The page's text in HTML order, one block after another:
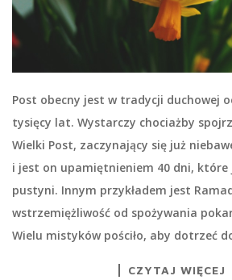
Post obecny jest w tradycji duchowej
tysięcy lat. Wystarczy chociażby
Wielki Post, zaczynający się już
i jest on upamiętnieniem 40 dni, które
pustyni. Innym przykładem jest
wstrzemiężliwość od spożywania
Wielu mistyków pościło, aby dotrzeć
CZYTAJ WIĘCEJ